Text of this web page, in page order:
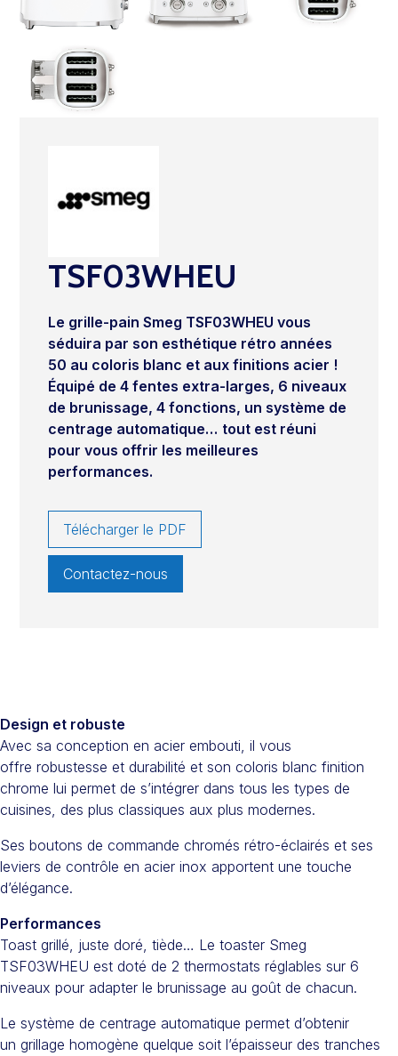
TSF03WHEU
Le grille-pain Smeg TSF03WHEU vous
séduira par son esthétique rétro années
50 au coloris blanc et aux finitions acier !
Équipé de 4 fentes extra-larges, 6 niveaux
de brunissage, 4 fonctions, un système de
centrage automatique… tout est réuni
pour vous offrir les meilleures
performances.
Télécharger le PDF
Contactez-nous
Design et robuste
Avec sa conception en acier embouti, il vous
offre robustesse et durabilité et son coloris blanc finition
chrome lui permet de s’intégrer dans tous les types de
cuisines, des plus classiques aux plus modernes.
Ses boutons de commande chromés rétro-éclairés et ses
leviers de contrôle en acier inox apportent une touche
d’élégance.
Performances
Toast grillé, juste doré, tiède… Le toaster Smeg
TSF03WHEU est doté de 2 thermostats réglables sur 6
niveaux pour adapter le brunissage au goût de chacun.
Le système de centrage automatique permet d’obtenir
un grillage homogène quelque soit l’épaisseur des tranches